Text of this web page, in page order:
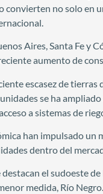
no solo en
Aires, Santa Fe y
aumento de
escasez de
se ha
a sistemas de
han impulsado un
dentro del
el sudoeste
medida, Río